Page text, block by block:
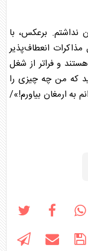
نداشتم. برعکس، با
انعطاف‌پذیر
و فراتر از شغل
که من چه چیزی را
به ارمغان بیاورم!»/